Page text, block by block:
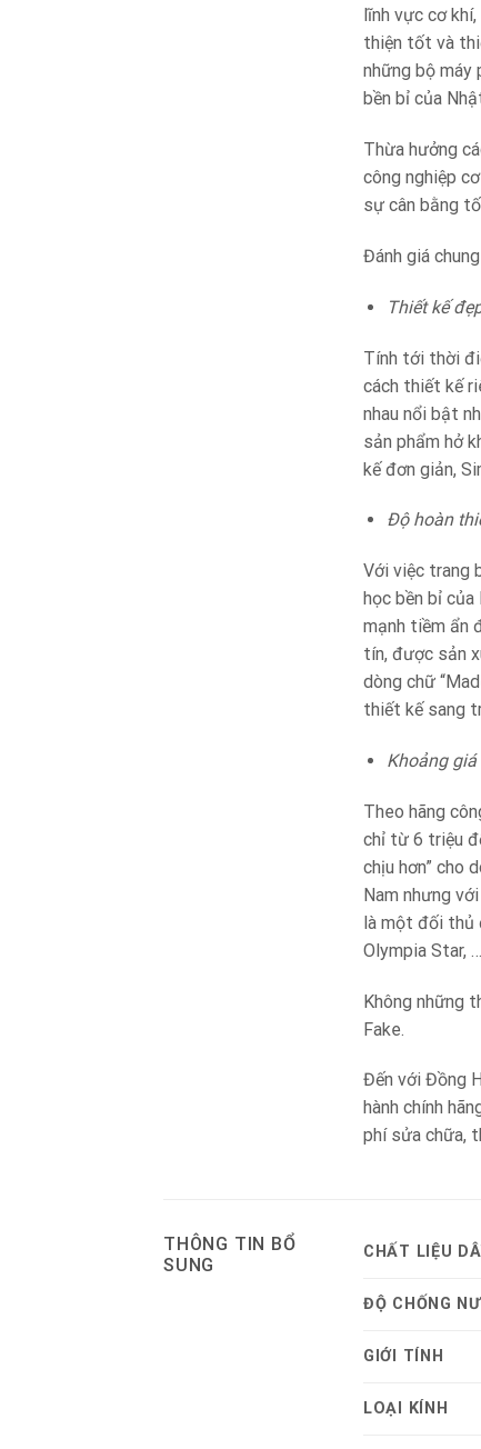
lĩnh vực cơ
thiện tốt và
những bộ máy
bền bỉ của
Thừa hưởng
công nghiệp
sự cân bằng
Đánh giá
Thiết kế
Tính tới thời
cách thiết kế
nhau nổi bật
sản phẩm hở
kế đơn giản,
Độ hoàn
Với việc trang
học bền bỉ
mạnh tiềm ẩn
tín, được sản
dòng chữ
thiết kế sang
Khoảng
Theo hãng
chỉ từ 6 triệu
chịu hơn” cho
Nam nhưng
là một đối thủ
Olympia Star, …
Không những
Fake.
Đến với Đồng
hành chính
phí sửa chữa,
THÔNG TIN BỔ
SUNG
CHẤT LIỆU
ĐỘ CHỐNG
GIỚI TÍNH
LOẠI KÍNH